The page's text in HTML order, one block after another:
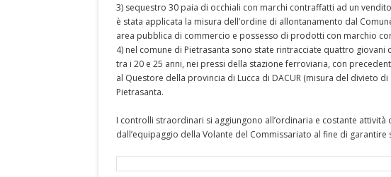
3) sequestro 30 paia di occhiali con marchi contraffatti ad un
è stata applicata la misura dell’ordine di allontanamento dal
area pubblica di commercio e possesso di prodotti con marchio
4) nel comune di Pietrasanta sono state rintracciate quattro giovani
tra i 20 e 25 anni, nei pressi della stazione ferroviaria, con
al Questore della provincia di Lucca di DACUR (misura del divieto
Pietrasanta.
I controlli straordinari si aggiungono all’ordinaria e costante
dall’equipaggio della Volante del Commissariato al fine di